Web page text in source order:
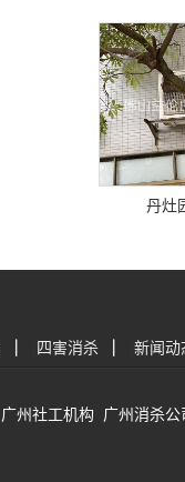
丹灶
四害消杀 新闻动
广州社工机构 广州消杀公